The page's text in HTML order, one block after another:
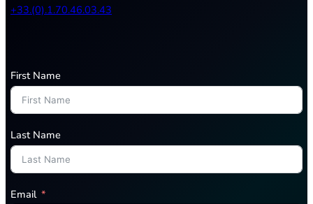
+33.(0).1.70.46.03.43
First Name
Last Name
Email